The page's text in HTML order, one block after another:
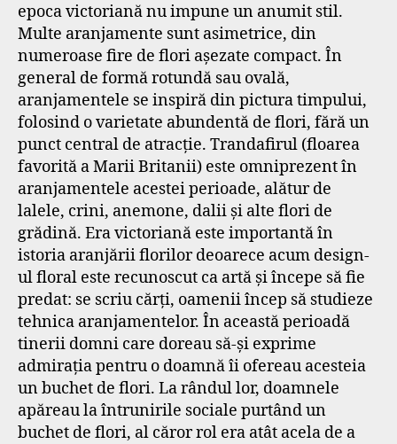
epoca victoriană nu impune un anumit stil.
Multe aranjamente sunt asimetrice, din
numeroase fire de flori așezate compact. În
general de formă rotundă sau ovală,
aranjamentele se inspiră din pictura timpului,
folosind o varietate abundentă de flori, fără un
punct central de atracție. Trandafirul (floarea
favorită a Marii Britanii) este omniprezent în
aranjamentele acestei perioade, alătur de
lalele, crini, anemone, dalii și alte flori de
grădină. Era victoriană este importantă în
istoria aranjării florilor deoarece acum design-
ul floral este recunoscut ca artă și începe să fie
predat: se scriu cărți, oamenii încep să studieze
tehnica aranjamentelor. În această perioadă
tinerii domni care doreau să-și exprime
admirația pentru o doamnă îi ofereau acesteia
un buchet de flori. La rândul lor, doamnele
apăreau la întrunirile sociale purtând un
buchet de flori, al căror rol era atât acela de a